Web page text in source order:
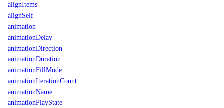
alignItems
alignSelf
animation
animationDelay
animationDirection
animationDuration
animationFillMode
animationIterationCount
animationName
animationPlayState